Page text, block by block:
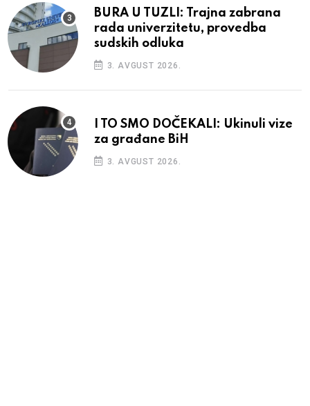
BURA U TUZLI: Trajna zabrana
rada univerzitetu, provedba
sudskih odluka
3. AVGUST 2026.
I TO SMO DOČEKALI: Ukinuli vize
za građane BiH
3. AVGUST 2026.